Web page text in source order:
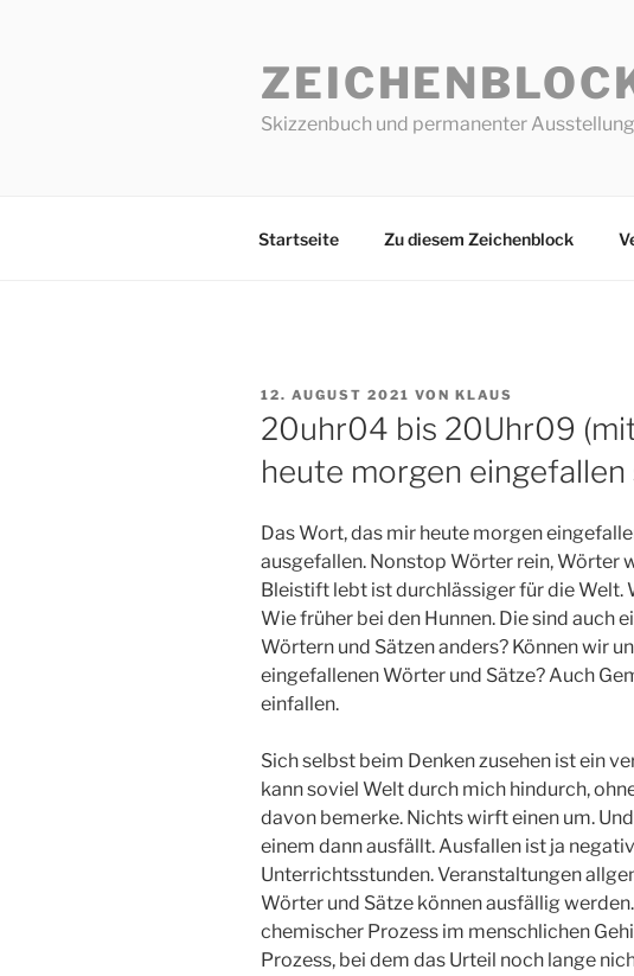
Skizzenbuch und permanenter
Startseite Zu diesem Zeichenblock
VERÖFFENTLICHT
AM
12. AUGUST 2021 VON KLAUS
20uhr04 bis 20Uhr09
heute morgen eingefallen
Das Wort, das mir heute morgen
ausgefallen. Nonstop Wörter rein, Wörter
Bleistift lebt ist durchlässiger für die Welt.
Wie früher bei den Hunnen. Die sind auch
Wörtern und Sätzen anders? Können wir
eingefallenen Wörter und Sätze? Auch
einfallen.
Sich selbst beim Denken zusehen ist ein
kann soviel Welt durch mich hindurch,
davon bemerke. Nichts wirft einen um.
einem dann ausfällt. Ausfallen ist ja
Unterrichtsstunden. Veranstaltungen
Wörter und Sätze können ausfällig
chemischer Prozess im menschlichen
Prozess, bei dem das Urteil noch lange